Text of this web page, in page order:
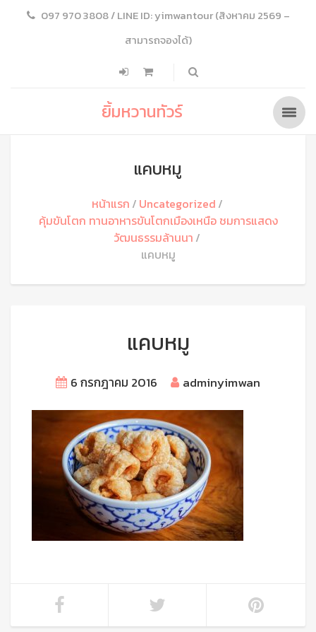
097 970 3808 / LINE ID: yimwantour (สิงหาคม 2569 –
สามารถจองได้)
ยิ้มหวานทัวร์
แคบหมู
หน้าแรก
Uncategorized
คุ้มขันโตก ทานอาหารขันโตกเมืองเหนือ ชมการแสดง
วัฒนธรรมล้านนา
แคบหมู
แคบหมู
6 กรกฎาคม 2016 adminyimwan